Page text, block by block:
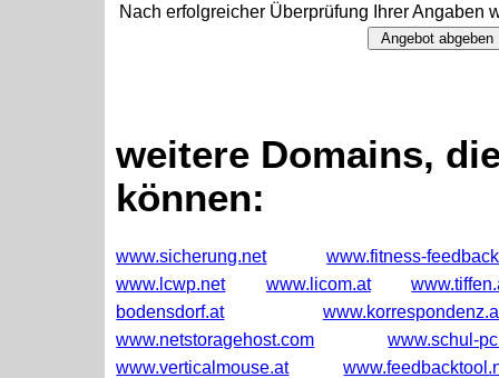
Nach erfolgreicher Überprüfung Ihrer Angaben
weitere Domains,
können:
www.sicherung.net
www.fitness-
www.lcwp.net
www.licom.at
bodensdorf.at
www.netstoragehost.com
www.schul-
www.verticalmouse.at